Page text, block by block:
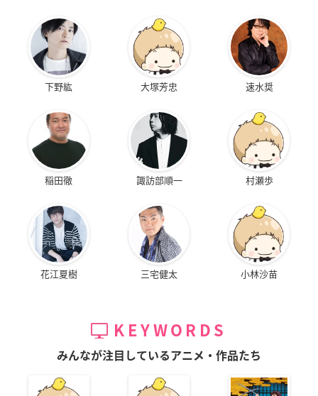
下野紘 大塚芳忠 速水奨
稲田徹 諏訪部順一 村瀬歩
花江夏樹 三宅健太 小林沙苗
KEYWORDS
みんなが注目しているアニメ・作品たち